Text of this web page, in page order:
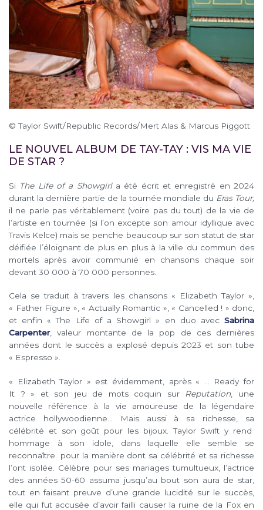
© Taylor Swift/Republic Records/Mert Alas & Marcus Piggott
LE NOUVEL ALBUM DE TAY-TAY : VIS MA VIE
DE STAR ?
Si The Life of a Showgirla été écrit et enregistré en 2024
durant la dernière partie de la tournée mondiale du Eras Tour,
il ne parle pas véritablement (voire pas du tout) de la vie de
l’artiste en tournée (si l’on excepte son amour idyllique avec
Travis Kelce) mais se penche beaucoup sur son statut de star
déifiée l’éloignant de plus en plus à la ville du commun des
mortels après avoir communié en chansons chaque soir
devant 30 000 à 70 000 personnes.
Cela se traduit à travers les chansons « Elizabeth Taylor »,
« Father Figure », « Actually Romantic », « Cancelled ! » donc,
et enfin « The Life of a Showgirl » en duo avec Sabrina
Carpenter, valeur montante de la pop de ces dernières
années dont le succès a explosé depuis 2023 et son tube
« Espresso ».
« Elizabeth Taylor » est évidemment, après « … Ready for
It ? » et son jeu de mots coquin sur Reputation , une
nouvelle référence à la vie amoureuse de la légendaire
actrice hollywoodienne… Mais aussi à sa richesse, sa
célébrité et son goût pour les bijoux. Taylor Swift y rend
hommage à son idole, dans laquelle elle semble se
reconnaître pour la manière dont sa célébrité et sa richesse
l’ont isolée. Célèbre pour ses mariages tumultueux, l’actrice
des années 50-60 assuma jusqu’au bout son aura de star,
tout en faisant preuve d’une grande lucidité sur le succès,
elle qui fut accusée d’avoir failli causer la ruine de la Fox en